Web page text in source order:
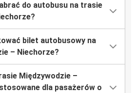
do autobusu na trasie
bilet autobusowy na
– Niechorze?
Międzywodzie –
dla pasażerów o